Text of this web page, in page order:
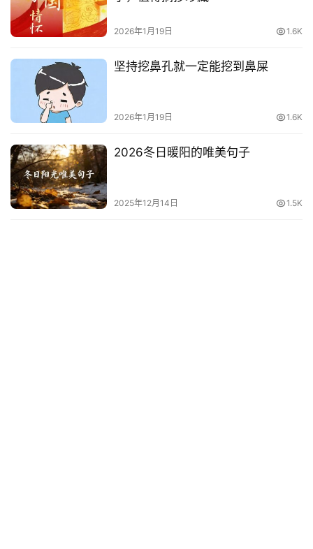
2026年1月19日 1.6K
坚持挖鼻孔就一定能挖到鼻屎
2026年1月19日 1.6K
2026冬日暖阳的唯美句子
2025年12月14日 1.5K